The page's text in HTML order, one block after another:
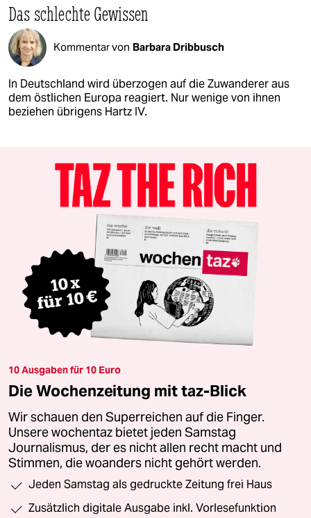
Das schlechte Gewissen
Kommentar von Barbara Dribbusch
In Deutschland wird überzogen auf die Zuwanderer aus
dem östlichen Europa reagiert. Nur wenige von ihnen
beziehen übrigens Hartz IV.
10 Ausgaben für 10 Euro
Die Wochenzeitung mit taz-Blick
Wir schauen den Superreichen auf die Finger.
Unsere wochentaz bietet jeden Samstag
Journalismus, der es nicht allen recht macht und
Stimmen, die woanders nicht gehört werden.
Jeden Samstag als gedruckte Zeitung frei Haus
Zusätzlich digitale Ausgabe inkl. Vorlesefunktion